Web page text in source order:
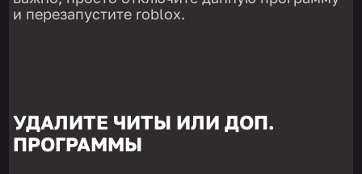
и перезапустите roblox.
УДАЛИТЕ ЧИТЫ ИЛИ ДОП.
ПРОГРАММЫ